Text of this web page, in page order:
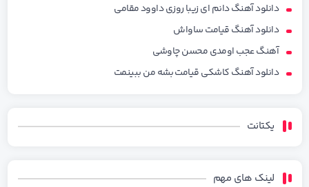
دانلود آهنگ دانم ای زیبا روزی داوود مقامی
دانلود آهنگ قیامت ساواش
آهنگ عجب اومدی محسن چاوشی
دانلود آهنگ کاشکی قیامت بشه من ببینمت
یکتانت
لینک های مهم